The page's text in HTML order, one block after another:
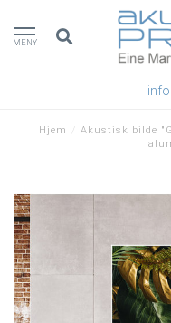
MENY
Hjem
Akustisk bilde